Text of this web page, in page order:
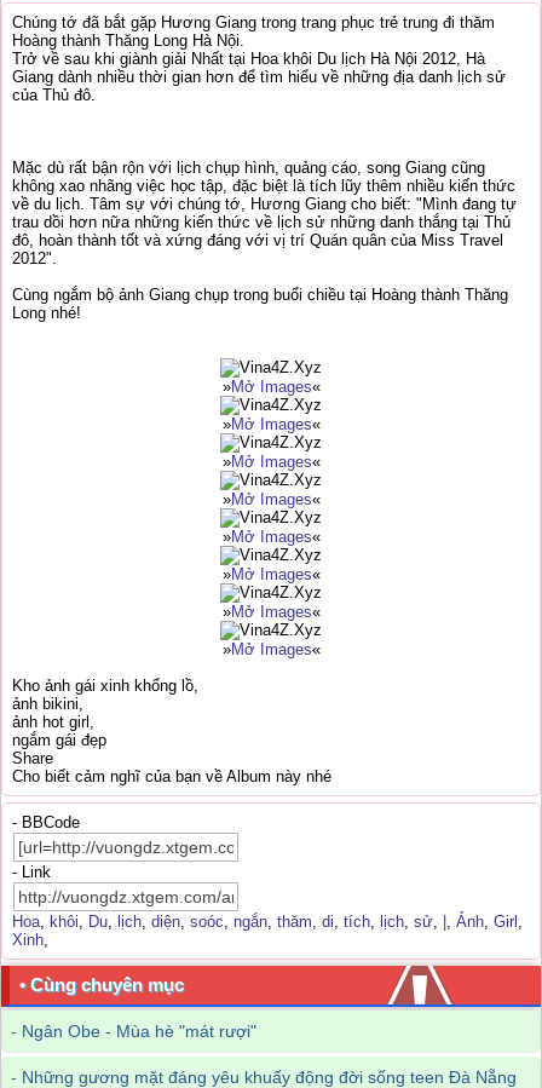
Chúng tớ đã bắt gặp Hương Giang trong trang phục trẻ trung đi thăm
Hoàng thành Thăng Long Hà Nội.
Trở về sau khi giành giải Nhất tại Hoa khôi Du lịch Hà Nội 2012, Hà
Giang dành nhiều thời gian hơn để tìm hiểu về những địa danh lịch sử
của Thủ đô.
Mặc dù rất bận rộn với lịch chụp hình, quảng cáo, song Giang cũng
không xao nhãng việc học tập, đặc biệt là tích lũy thêm nhiều kiến thức
về du lịch. Tâm sự với chúng tớ, Hương Giang cho biết: "Mình đang tự
trau dồi hơn nữa những kiến thức về lịch sử những danh thắng tại Thủ
đô, hoàn thành tốt và xứng đáng với vị trí Quán quân của Miss Travel
2012".
Cùng ngắm bộ ảnh Giang chụp trong buổi chiều tại Hoàng thành Thăng
Long nhé!
»Mở Images«
»Mở Images«
»Mở Images«
»Mở Images«
»Mở Images«
»Mở Images«
»Mở Images«
»Mở Images«
Kho ảnh gái xinh khổng lồ,
ảnh bikini,
ảnh hot girl,
ngắm gái đẹp
Share
Cho biết cảm nghĩ của bạn về Album này nhé
- BBCode
- Link
Hoa, khôi, Du, lịch, diện, soóc, ngắn, thăm, di, tích, lịch, sử, , Ảnh, Girl ,
Xinh,
• Cùng chuyên mục
- Ngân Obe - Mùa hè "mát rượi"
- Những gương mặt đáng yêu khuấy động đời sống teen Đà Nẵng